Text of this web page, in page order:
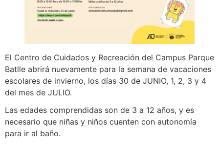
El Centro de Cuidados y Recreación del Campus Parque
Batlle abrirá nuevamente para la semana de vacaciones
escolares de invierno, los días 30 de JUNIO, 1, 2, 3 y 4
del mes de JULIO.
Las edades comprendidas son de 3 a 12 años, y es
necesario que niñas y niños cuenten con autonomía
para ir al baño.